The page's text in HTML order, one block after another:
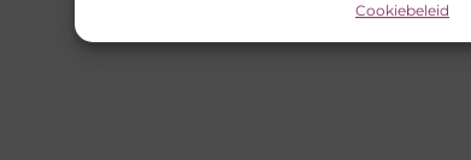
Cookiebeleid